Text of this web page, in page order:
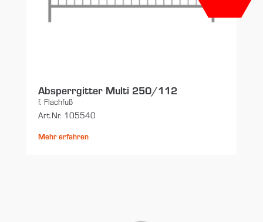
Absperrgitter Multi 250/112
f. Flachfuß
Art.Nr. 105540
Mehr erfahren